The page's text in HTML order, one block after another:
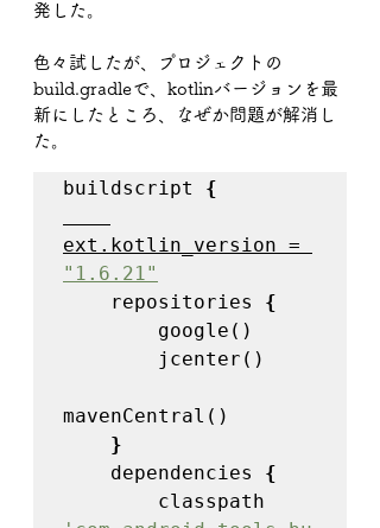
発した。
色々試したが、プロジェクトの
build.gradleで、kotlinバージョンを最
新にしたところ、なぜか問題が解消し
た。
buildscript {
"1.6.21"
repositories {
google()
mavenCentral()
}
dependencies {